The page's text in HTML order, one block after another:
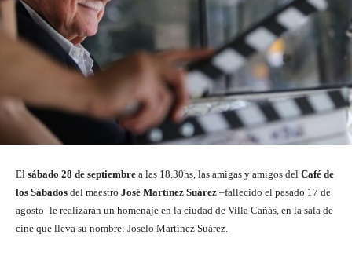
El sábado 28 de septiembre a las 18.30hs, las amigas y amigos del Café de
los Sábados del maestro José Martínez Suárez –fallecido el pasado 17 de
agosto- le realizarán un homenaje en la ciudad de Villa Cañás, en la sala de
cine que lleva su nombre: Joselo Martínez Suárez.